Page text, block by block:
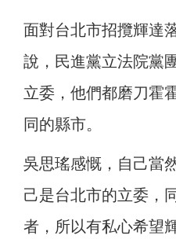
面對台北市招攬輝達
說，民進黨立法院黨
立委，他們都磨刀霍
同的縣市。
吳思瑤感慨，自己當
己是台北市的立委，
者，所以有私心希望